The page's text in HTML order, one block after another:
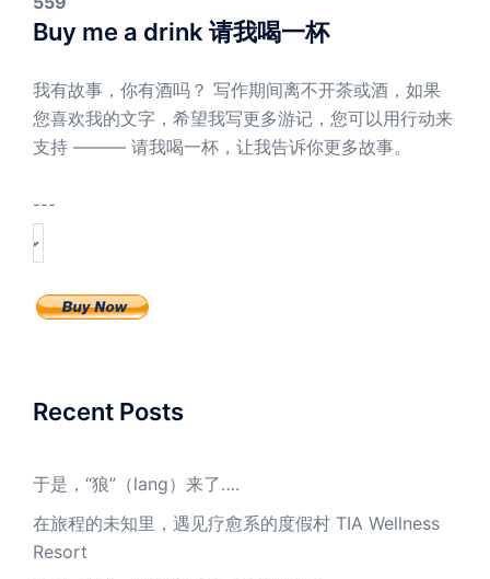
Buy me a drink 请我喝一杯
我有故事，你有酒吗？ 写作期间离不开茶或酒，如果
您喜欢我的文字，希望我写更多游记，您可以用行动来
支持 ——— 请我喝一杯，让我告诉你更多故事。
---
Recent Posts
于是，“狼”（lang）来了….
在旅程的未知里，遇见疗愈系的度假村 TIA Wellness
Resort